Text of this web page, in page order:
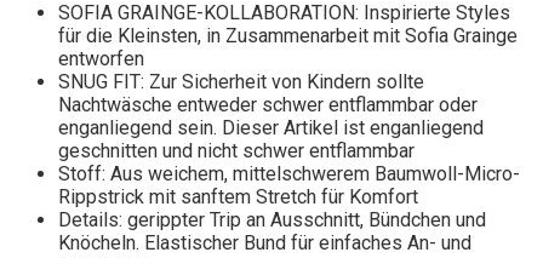
SOFIA GRAINGE-KOLLABORATION: Inspirierte Styles
für die Kleinsten, in Zusammenarbeit mit Sofia Grainge
entworfen
SNUG FIT: Zur Sicherheit von Kindern sollte
Nachtwäsche entweder schwer entflammbar oder
enganliegend sein. Dieser Artikel ist enganliegend
geschnitten und nicht schwer entflammbar
Stoff: Aus weichem, mittelschwerem Baumwoll-Micro-
Rippstrick mit sanftem Stretch für Komfort
Details: gerippter Trip an Ausschnitt, Bündchen und
Knöcheln. Elastischer Bund für einfaches An- und